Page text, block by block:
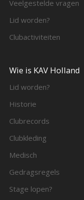
Veelgestelde vragen
Lid worden?
Clubactiviteiten
Wie is KAV Holland
Lid worden?
Historie
Clubrecords
Clubkleding
Medisch
Gedragsregels
Stage lopen?